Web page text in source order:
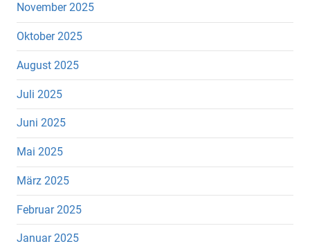
November 2025
Oktober 2025
August 2025
Juli 2025
Juni 2025
Mai 2025
März 2025
Februar 2025
Januar 2025